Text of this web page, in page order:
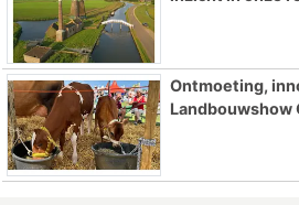
Ontmoeting,
Landbouwshow